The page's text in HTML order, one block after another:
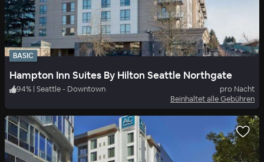
BASIC
Hampton Inn Suites By Hilton Seattle Northgate
94% | Seattle - Downtown
pro Nacht
Beinhaltet alle Gebühren